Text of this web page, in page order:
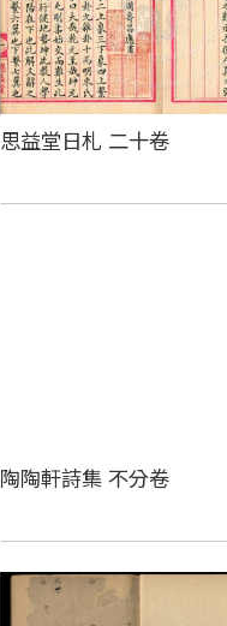
思益堂日札 二十卷
陶陶軒詩集 不分卷